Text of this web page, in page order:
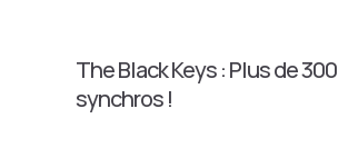
The Black Keys : Plus de 300
synchros !